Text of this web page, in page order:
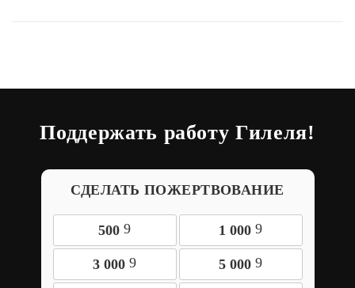
Поддержать работу Гилеля!
СДЕЛАТЬ ПОЖЕРТВОВАНИЕ
500 9 1 000 9
3 000 9 5 000 9